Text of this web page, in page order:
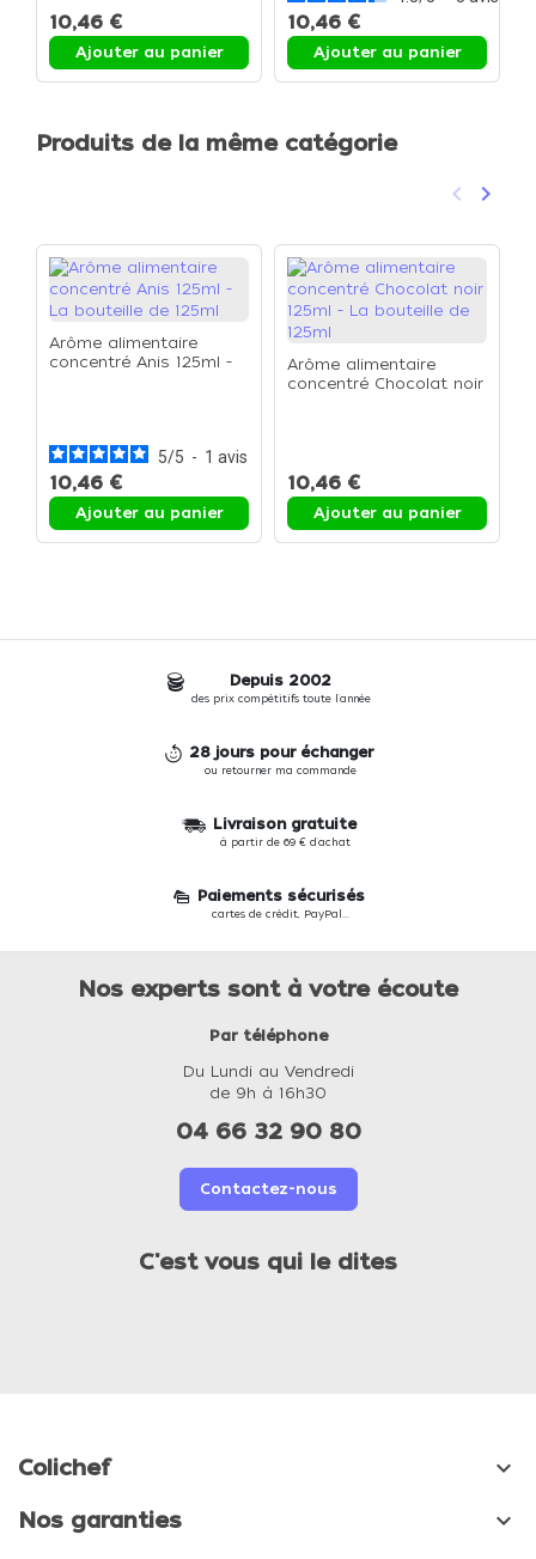
10,46 €
Ajouter au panier
10,46 €
Ajouter au panier
Produits de la même catégorie
Précédent
keyboard_arrow_left keyboard_arrow_right
Arôme alimentaire
concentré Anis 125ml -
5/5 - 1 avis
10,46 €
Ajouter au panier
Arôme alimentaire
concentré Chocolat noir
10,46 €
Ajouter au panier
Depuis 2002
des prix compétitifs toute l'année
28 jours pour échanger
ou retourner ma commande
Livraison gratuite
à partir de 69 € d'achat
Paiements sécurisés
cartes de crédit, PayPal...
Nos experts sont à votre écoute
Par téléphone
Du Lundi au Vendredi
de 9h à 16h30
04 66 32 90 80
Contactez-nous
C'est vous qui le dites
Colichef 
Nos garanties 